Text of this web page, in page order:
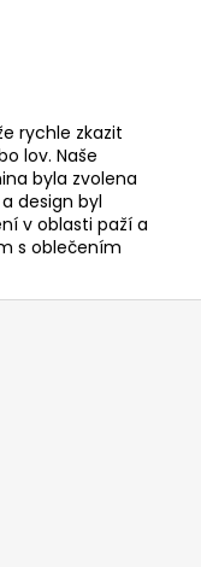
rychle zkazit
lov. Naše
byla zvolena
design byl
v oblasti paží a
s oblečením